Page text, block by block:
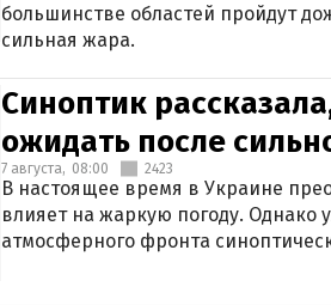
большинстве областей пройдут
сильная жара.
Синоптик
ожидать после
7 августа, 08:00 2423
В настоящее время в Украине
влияет на жаркую погоду. Однако
атмосферного фронта